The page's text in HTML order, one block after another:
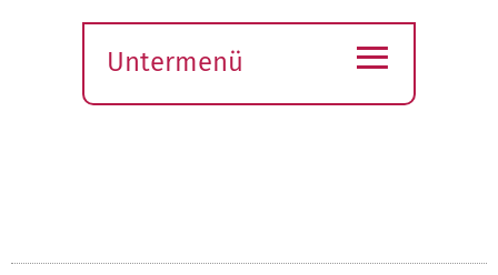
Untermenü
≡